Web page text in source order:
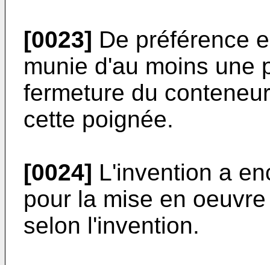
[0023] De préférence
munie d'au moins une
fermeture du
cette poignée.
[0024] L'invention a
pour la mise en
selon l'invention.